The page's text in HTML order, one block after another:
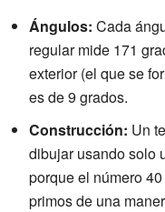
Ángulos: Cada
regular mide 171
exterior (el que se
es de 9 grados.
Construcción: Un
dibujar usando solo
porque el número
primos de una